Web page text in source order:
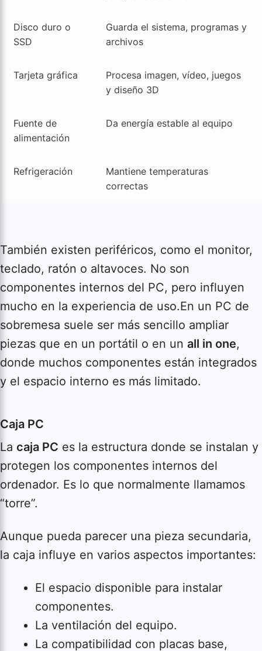
Disco duro o
SSD
Guarda el sistema, programas y
archivos
Tarjeta gráfica
Procesa imagen, vídeo, juegos
y diseño 3D
Fuente de
alimentación
Da energía estable al equipo
Refrigeración
Mantiene temperaturas
correctas
También existen periféricos, como el monitor,
teclado, ratón o altavoces. No son
componentes internos del PC, pero influyen
mucho en la experiencia de uso.En un PC de
sobremesa suele ser más sencillo ampliar
piezas que en un portátil o en un all in one,
donde muchos componentes están integrados
y el espacio interno es más limitado.
Caja PC
La caja PC es la estructura donde se instalan y
protegen los componentes internos del
ordenador. Es lo que normalmente llamamos
“torre”.
Aunque pueda parecer una pieza secundaria,
la caja influye en varios aspectos importantes:
El espacio disponible para instalar
componentes.
La ventilación del equipo.
La compatibilidad con placas base,